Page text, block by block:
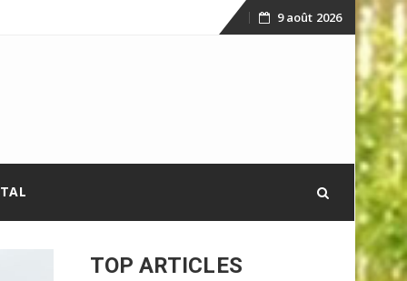
Skip
9 août 2026
TOP ARTICLES